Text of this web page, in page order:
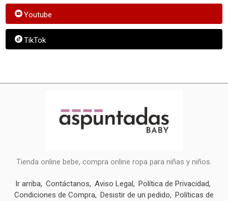
Youtube
TikTok
Tienda online bebe, compra online ropa para niñas y niños.
Ir arriba Contáctanos Aviso Legal
Política de Privacidad
Condiciones de Compra Desistir de un pedido Políticas de